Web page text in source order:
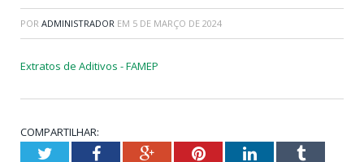
POR ADMINISTRADOR EM 5 DE MARÇO DE 2024
Extratos de Aditivos - FAMEP
COMPARTILHAR:
TwitterFacebookGoogle+PinterestLinkedInTumblr